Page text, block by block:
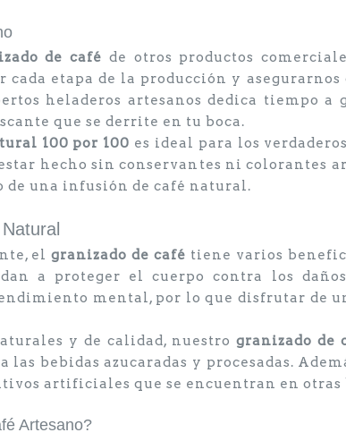
de café de otros productos
cada etapa de la producción y
heladeros artesanos dedica tiempo
que se derrite en tu boca.
100 por 100 es ideal para los
hecho sin conservantes ni colorantes
una infusión de café natural.
elgranizado de café tiene varios
a proteger el cuerpo contra los
mental, por lo que disfrutar de
y de calidad, nuestro granizado de
bebidas azucaradas y procesadas.
artificiales que se encuentran en otras
Artesano?